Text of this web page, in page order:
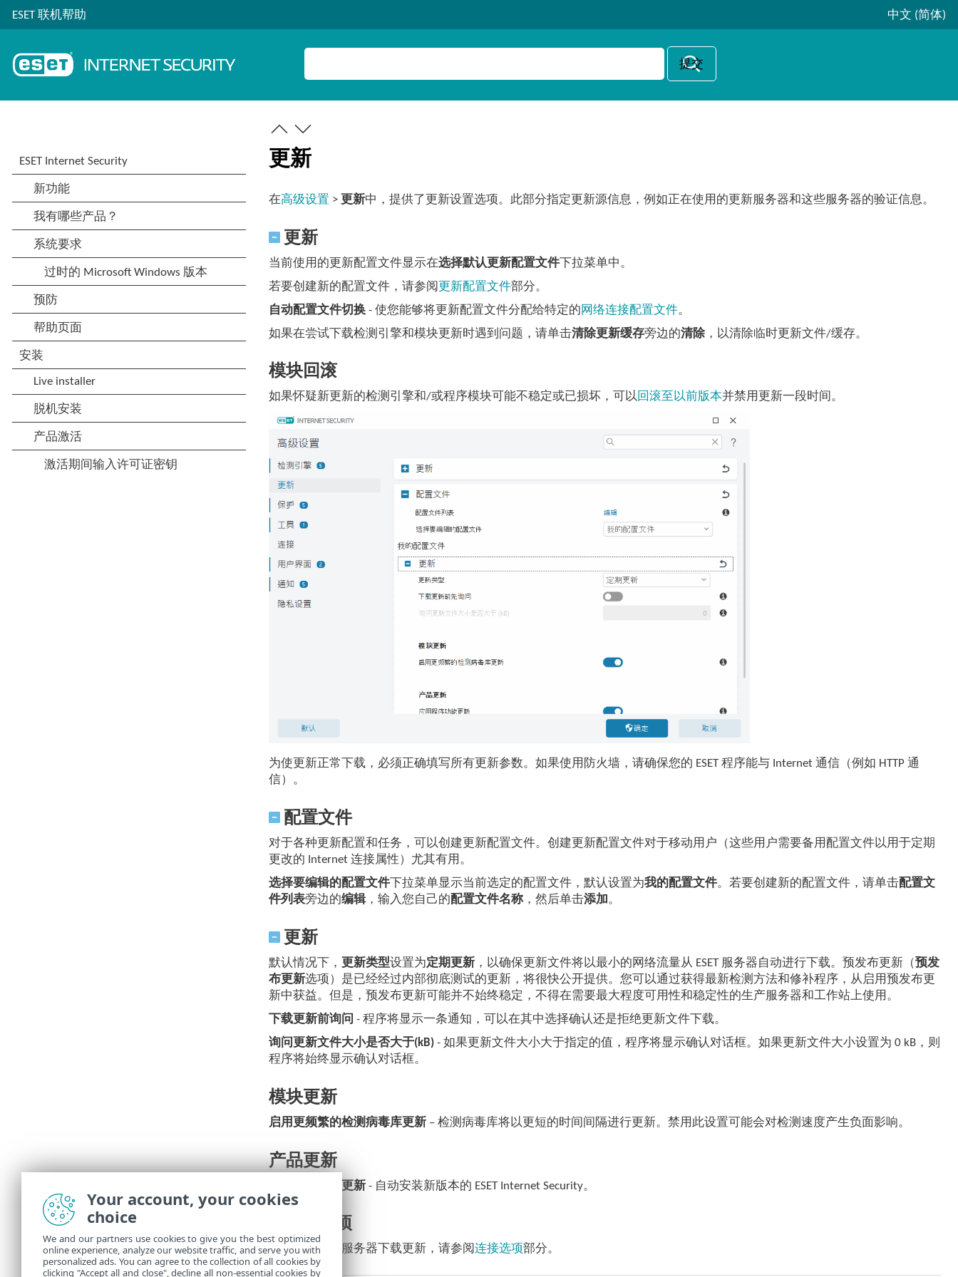
ESET 联机帮助 中文 (简体)
更新
在高级设置 > 更新中，提供了更新设置选项。此部分指定更新源信息，例如正在使用的更新服务器和这些服务器的验证信息。
更新
当前使用的更新配置文件显示在选择默认更新配置文件下拉菜单中。
若要创建新的配置文件，请参阅 更新配置文件部分。
自动配置文件切换 - 使您能够将更新配置文件分配给特定的网络连接配置文件。
如果在尝试下载检测引擎和模块更新时遇到问题，请单击清除更新缓存旁边的清除 ，以清除临时更新文件/缓存。
模块回滚
如果怀疑新更新的检测引擎和/或程序模块可能不稳定或已损坏，可以回滚至以前版本并禁用更新一段时间。
为使更新正常下载，必须正确填写所有更新参数。如果使用防火墙，请确保您的 ESET 程序能与 Internet 通信（例如 HTTP 通
信）。
配置文件
对于各种更新配置和任务，可以创建更新配置文件。创建更新配置文件对于移动用户（这些用户需要备用配置文件以用于定期
更改的 Internet 连接属性）尤其有用。
选择要编辑的配置文件下拉菜单显示当前选定的配置文件，默认设置为我的配置文件。若要创建新的配置文件，请单击配置文
件列表旁边的编辑，输入您自己的 配置文件名称 ，然后单击添加 。
更新
默认情况下， 更新类型设置为定期更新 ，以确保更新文件将以最小的网络流量从 ESET 服务器自动进行下载。预发布更新（预发
布更新选项）是已经经过内部彻底测试的更新，将很快公开提供。您可以通过获得最新检测方法和修补程序，从启用预发布更
新中获益。但是，预发布更新可能并不始终稳定，不得在需要最大程度可用性和稳定性的生产服务器和工作站上使用。
下载更新前询问 - 程序将显示一条通知，可以在其中选择确认还是拒绝更新文件下载。
询问更新文件大小是否大于(kB) - 如果更新文件大小大于指定的值，程序将显示确认对话框。如果更新文件大小设置为 0 kB，则
程序将始终显示确认对话框。
模块更新
启用更频繁的检测病毒库更新 – 检测病毒库将以更短的时间间隔进行更新。禁用此设置可能会对检测速度产生负面影响。
产品更新
应用程序功能更新 - 自动安装新版本的 ESET Internet Security。
连接选项
若要使用代理服务器下载更新，请参阅连接选项部分。
Your account, your cookies
choice
We and our partners use cookies to give you the best optimized
online experience, analyze our website traffic, and serve you with
personalized ads. You can agree to the collection of all cookies by
clicking "Accept all and close", decline all non-essential cookies by